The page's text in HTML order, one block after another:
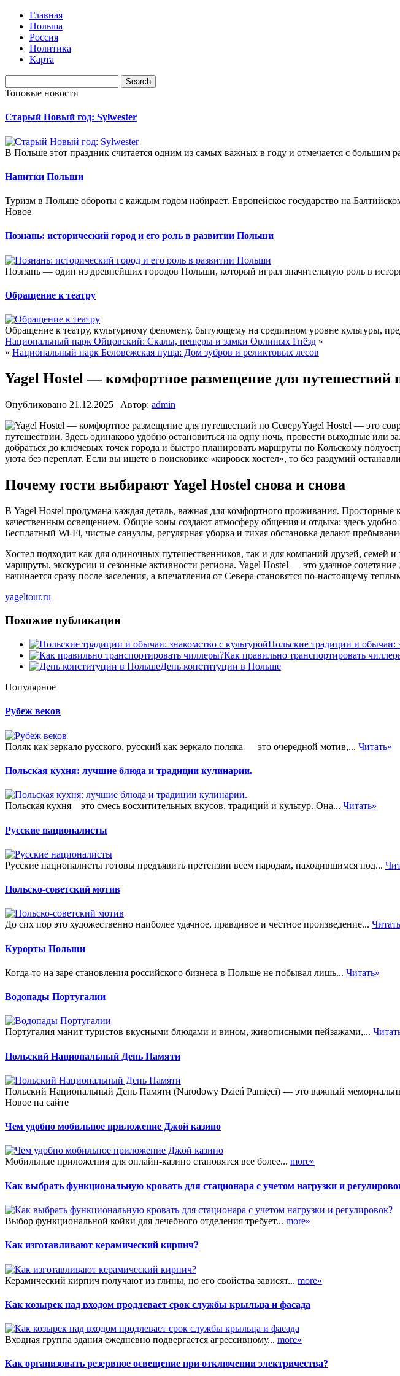
Главная
Польша
Россия
Политика
Карта
Топовые новости
Старый Новый год: Sylwester
В Польше этот праздник считается одним из самых важных в году и отмечается с большим
Напитки Польши
Туризм в Польше обороты с каждым годом набирает. Европейское государство на
Новое
Познань: исторический город и его роль в развитии Польши
Познань — один из древнейших городов Польши, который играл значительную роль в
Обращение к театру
Обращение к театру, культурному феномену, бытующему на срединном уровне культуры,
Национальный парк Ойцовский: Скалы, пещеры и замки Орлиных Гнёзд »
« Национальный парк Беловежская пуща: Дом зубров и реликтовых лесов
Yagel Hostel — комфортное размещение для путешествий
Опубликовано 21.12.2025 | Автор: admin
Yagel Hostel — это
путешествии. Здесь одинаково удобно остановиться на одну ночь, провести выходные или
добраться до ключевых точек города и быстро планировать маршруты по Кольскому
уюта без переплат. Если вы ищете в поисковике «кировск хостел», то без раздумий
Почему гости выбирают Yagel Hostel снова и снова
В Yagel Hostel продумана каждая деталь, важная для комфортного проживания.
качественным освещением. Общие зоны создают атмосферу общения и отдыха: здесь
Бесплатный Wi-Fi, чистые санузлы, регулярная уборка и тихая обстановка делают
Хостел подходит как для одиночных путешественников, так и для компаний друзей, семей
маршруты, экскурсии и сезонные активности региона. Yagel Hostel — это удачное
начинается сразу после заселения, а впечатления от Севера становятся по-настоящему
yageltour.ru
Похожие публикации
Польские традиции и обычаи:
Как правильно транспортировать
День конституции в Польше
Популярное
Рубеж веков
Поляк как зеркало русского, русский как зеркало поляка — это очередной мотив,... Читать»
Польская кухня: лучшие блюда и традиции кулинарии.
Польская кухня – это смесь восхитительных вкусов, традиций и культур. Она... Читать»
Русские националисты
Русские националисты готовы предъявить претензии всем народам, находившимся под...
Польско-советский мотив
До сих пор это художественно наиболее удачное, правдивое и честное произведение...
Курорты Польши
Когда-то на заре становления российского бизнеса в Польше не побывал лишь... Читать»
Водопады Португалии
Португалия манит туристов вкусными блюдами и вином, живописными пейзажами,...
Польский Национальный День Памяти
Польский Национальный День Памяти (Narodowy Dzień Pamięci) — это важный
Новое на сайте
Чем удобно мобильное приложение Джой казино
Мобильные приложения для онлайн-казино становятся все более... more»
Как выбрать функциональную кровать для стационара с учетом нагрузки и
Выбор функциональной койки для лечебного отделения требует... more»
Как изготавливают керамический кирпич?
Керамический кирпич получают из глины, но его свойства зависят... more»
Как козырек над входом продлевает срок службы крыльца и фасада
Входная группа здания ежедневно подвергается агрессивному... more»
Как организовать резервное освещение при отключении электричества?